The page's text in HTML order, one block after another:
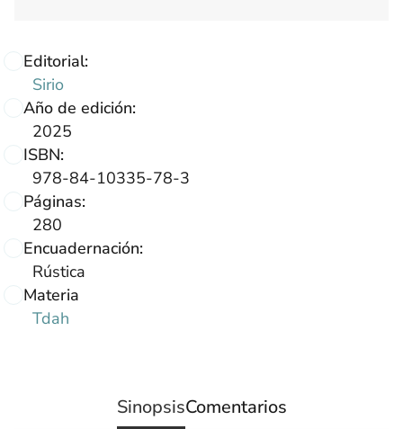
Editorial:
Sirio
Año de edición:
2025
ISBN:
978-84-10335-78-3
Páginas:
280
Encuadernación:
Rústica
Materia
Tdah
SinopsisComentarios